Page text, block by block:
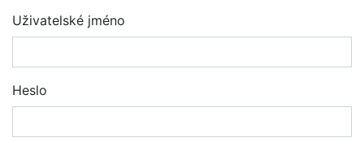
Uživatelské jméno
Heslo